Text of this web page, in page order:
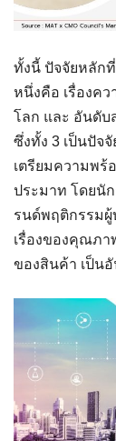
ทั้งนี้ ปัจจัยหลัก
หนึ่งคือ เรื่องค
โลก และ อันดับ
ซึ่งทั้ง 3 เป็นปัจ
เตรียมความพร้
ประมาท โดยนั
รนด์พฤติกรรม
เรื่องของคุณภา
ของสินค้า เป็น